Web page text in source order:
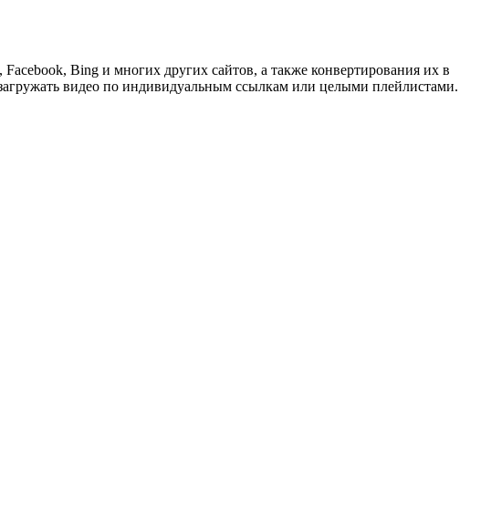
Bing и многих других сайтов, а также конвертирования их в
видео по индивидуальным ссылкам или целыми плейлистами.